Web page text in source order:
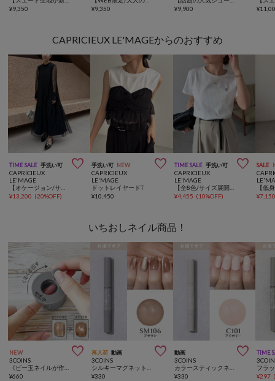
¥9,350
¥9,350
¥9,900 ¥
CAPRICIEUX LE'MAGEからのおすすめ
TIME SALE 手洗い可 
CAPRICIEUX
LE'MAGE
¥13,200 (20%OFF)
手洗い可 NEW 
CAPRICIEUX
LE'MAGE
ドットレイヤードT
¥10,450
TIME SALE 手洗い可 
CAPRICIEUX
LE'MAGE
¥4,455 (10%OFF)
SALE
¥
いちおしネイル商品！
NEW 
3COINS
《ビー玉ネイルが作れる》マグネイルメーカー／and us
¥660
再入荷 動画 
3COINS
シルキーマグネットスティックネイルジェル／and us
¥330
動画 
3COINS
カラースティックネイルジェル／and us
¥330
TIME
¥297